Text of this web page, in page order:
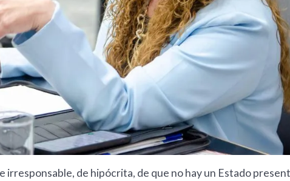
de hipócrita, de que no hay un Estado